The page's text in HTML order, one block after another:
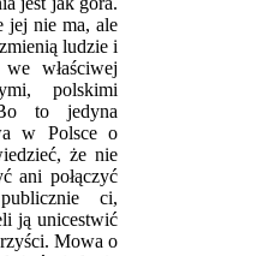
jej nie ma, ale
ludzie i
właściwej
polskimi
to jedyna
w Polsce o
że nie
ani połączyć
ci,
ją unicestwić
Mowa o